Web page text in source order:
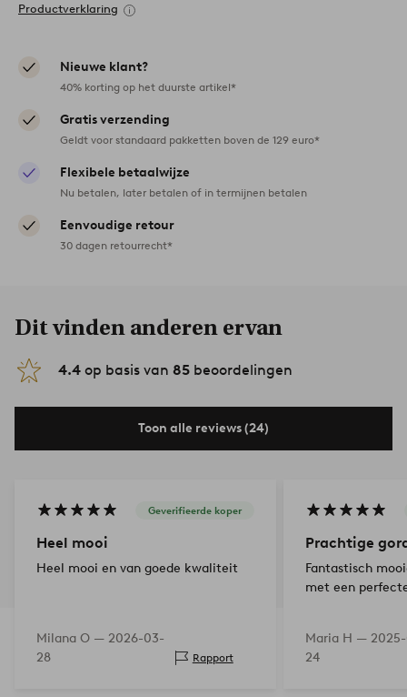
Productverklaring
Nieuwe klant?
40% korting op het duurste artikel*
Gratis verzending
Geldt voor standaard pakketten boven de 129 euro*
Flexibele betaalwijze
Nu betalen, later betalen of in termijnen betalen
Eenvoudige retour
30 dagen retourrecht*
Dit vinden anderen ervan
4.4 op basis van 85 beoordelingen
Toon alle reviews (24)
Geverifieerde koper
Heel mooi
Heel mooi en van goede kwaliteit
Milana O — 2026-03-
28
Rapport
Prachtige
Fantastisch
met een
Maria H —
24